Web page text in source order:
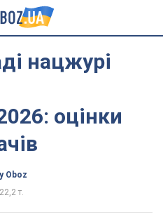
нацжурі
оцінки
Oboz
22,2 т.